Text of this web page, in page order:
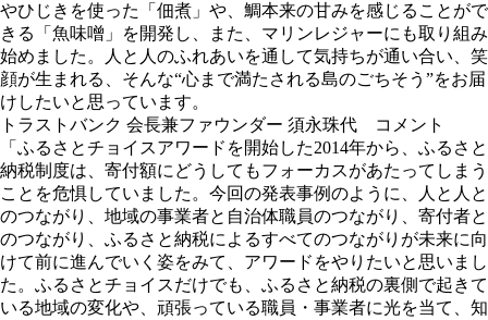
やひじきを使った「佃煮」や、鯛本来の甘みを感じることがで
きる「魚味噌」を開発し、また、マリンレジャーにも取り組み
始めました。人と人のふれあいを通して気持ちが通い合い、笑
顔が生まれる、そんな“心まで満たされる島のごちそう”をお届
けしたいと思っています。
トラストバンク 会長兼ファウンダー 須永珠代 コメント
「ふるさとチョイスアワードを開始した2014年から、ふるさと
納税制度は、寄付額にどうしてもフォーカスがあたってしまう
ことを危惧していました。今回の発表事例のように、人と人と
のつながり、地域の事業者と自治体職員のつながり、寄付者と
のつながり、ふるさと納税によるすべてのつながりが未来に向
けて前に進んでいく姿をみて、アワードをやりたいと思いまし
た。ふるさとチョイスだけでも、ふるさと納税の裏側で起きて
いる地域の変化や、頑張っている職員・事業者に光を当て、知